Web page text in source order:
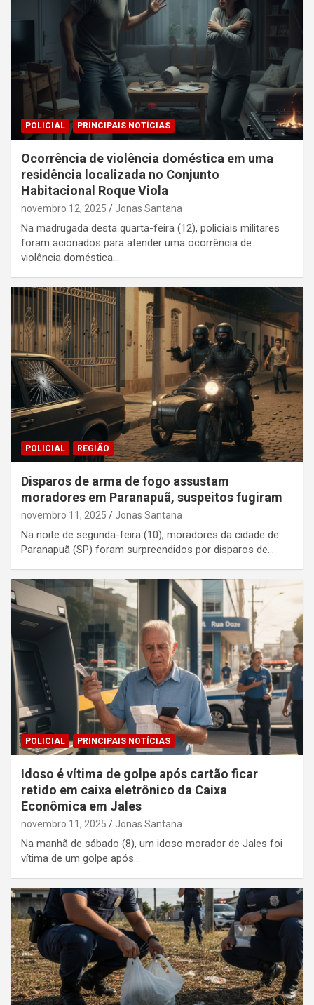
POLICIAL PRINCIPAIS NOTÍCIAS
Ocorrência de violência doméstica em uma
residência localizada no Conjunto
Habitacional Roque Viola
novembro 12, 2025 Jonas Santana
Na madrugada desta quarta-feira (12), policiais militares
foram acionados para atender uma ocorrência de
violência doméstica…
POLICIAL REGIÃO
Disparos de arma de fogo assustam
moradores em Paranapuã, suspeitos fugiram
novembro 11, 2025 Jonas Santana
Na noite de segunda-feira (10), moradores da cidade de
Paranapuã (SP) foram surpreendidos por disparos de…
POLICIAL PRINCIPAIS NOTÍCIAS
Idoso é vítima de golpe após cartão ficar
retido em caixa eletrônico da Caixa
Econômica em Jales
novembro 11, 2025 Jonas Santana
Na manhã de sábado (8), um idoso morador de Jales foi
vítima de um golpe após…